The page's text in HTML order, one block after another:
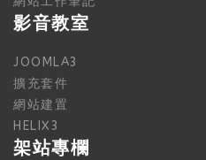
影音教室
JOOMLA3
擴充套件
網站建置
HELIX3
架站專欄